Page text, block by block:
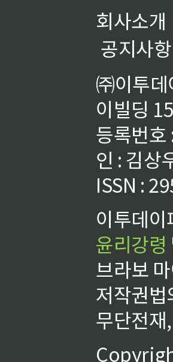
회사소개
공지사항
㈜이투
이빌딩
등록번
인 : 김상
ISSN :
이투데
윤리강령
브라보
저작권
무단전재